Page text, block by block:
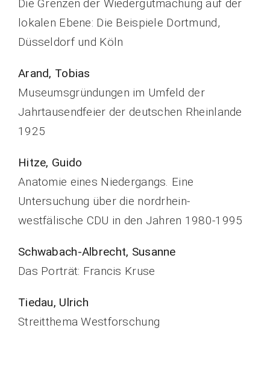
Die Grenzen der Wiedergutmachung auf der
lokalen Ebene: Die Beispiele Dortmund,
Düsseldorf und Köln
Arand, Tobias
Museumsgründungen im Umfeld der
Jahrtausendfeier der deutschen Rheinlande
1925
Hitze, Guido
Anatomie eines Niedergangs. Eine
Untersuchung über die nordrhein-
westfälische CDU in den Jahren 1980-1995
Schwabach-Albrecht, Susanne
Das Porträt: Francis Kruse
Tiedau, Ulrich
Streitthema Westforschung